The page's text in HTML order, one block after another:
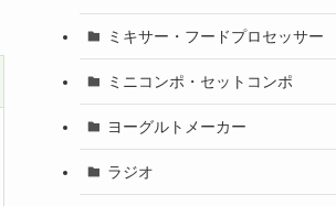
ミキサー・フードプロセッサー
ミニコンポ・セットコンポ
ヨーグルトメーカー
ラジオ